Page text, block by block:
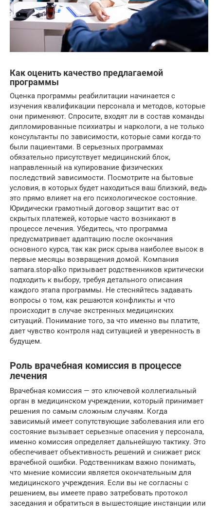
Как оценить качество предлагаемой
программы
Оценка программы реабилитации начинается с
изучения квалификации персонала и методов, которые
они применяют. Спросите, входят ли в состав команды
дипломированные психиатры и наркологи, а не только
консультанты по зависимости, которые сами когда-то
были пациентами. В серьезных программах
обязательно присутствует медицинский блок,
направленный на купирование физических
последствий зависимости. Посмотрите на бытовые
условия, в которых будет находиться ваш близкий, ведь
это прямо влияет на его психологическое состояние.
Юридически грамотный договор защитит вас от
скрытых платежей, которые часто возникают в
процессе лечения. Убедитесь, что программа
предусматривает адаптацию после окончания
основного курса, так как риск срыва наиболее высок в
первые месяцы возвращения домой. Компания
samara.stop-alko призывает родственников критически
подходить к выбору, требуя детального описания
каждого этапа программы. Не стесняйтесь задавать
вопросы о том, как решаются конфликты и что
происходит в случае экстренных медицинских
ситуаций. Понимание того, за что именно вы платите,
дает чувство контроля над ситуацией и уверенность в
будущем.
Роль врачебная комиссия в процессе
лечения
Врачебная комиссия — это ключевой коллегиальный
орган в медицинском учреждении, который принимает
решения по самым сложным случаям. Когда
зависимый имеет сопутствующие заболевания или его
состояние вызывает серьезные опасения у персонала,
именно комиссия определяет дальнейшую тактику. Это
обеспечивает объективность решений и снижает риск
врачебной ошибки. Родственникам важно понимать,
что мнение комиссии является окончательным для
медицинского учреждения. Если вы не согласны с
решением, вы имеете право затребовать протокол
заседания и обратиться в вышестоящие инстанции или